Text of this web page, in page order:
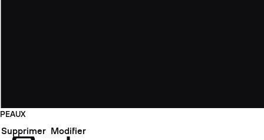
PEAUX
Supprimer Modifier